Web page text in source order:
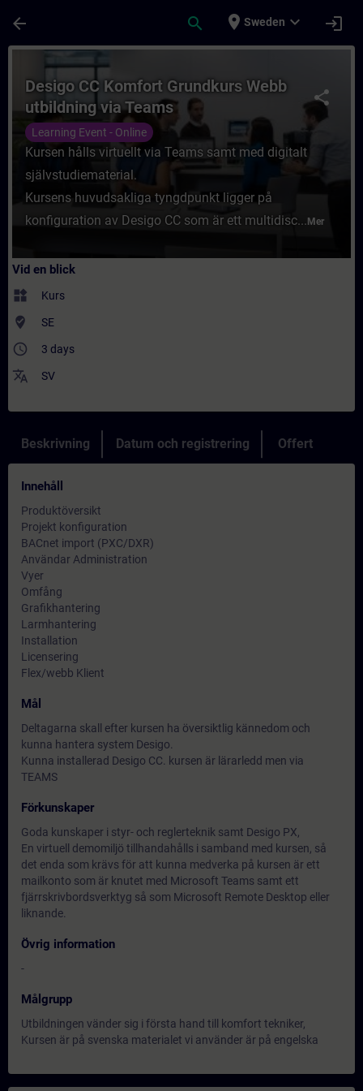
arrow_back search place Sweden expand_more login
Kurs - Desigo CC Komfort Grundkurs
share
Desigo CC Komfort Grundkurs Webb
utbildning via Teams
Learning Event - Online
Kursen hålls virtuellt via Teams samt med digitalt
självstudiematerial.
Kursens huvudsakliga tyngdpunkt ligger på
konfiguration av Desigo CC som är ett multidisc... Mer
Vid en blick
widgets Kurs
where_to_vote SE
access_time 3 days
translate SV
Beskrivning Datum och registrering Offert
Innehåll
Produktöversikt
Projekt konfiguration
BACnet import (PXC/DXR)
Användar Administration
Vyer
Omfång
Grafikhantering
Larmhantering
Installation
Licensering
Flex/webb Klient
Mål
Deltagarna skall efter kursen ha översiktlig kännedom och
kunna hantera system Desigo.
Kunna installerad Desigo CC. kursen är lärarledd men via
TEAMS
Förkunskaper
Goda kunskaper i styr- och reglerteknik samt Desigo PX,
En virtuell demomiljö tillhandahålls i samband med kursen, så
det enda som krävs för att kunna medverka på kursen är ett
mailkonto som är knutet med Microsoft Teams samt ett
fjärrskrivbordsverktyg så som Microsoft Remote Desktop eller
liknande.
Övrig information
-
Målgrupp
Utbildningen vänder sig i första hand till komfort tekniker,
Kursen är på svenska materialet vi använder är på engelska